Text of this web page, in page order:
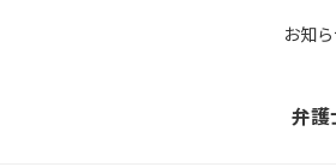
お知
弁護